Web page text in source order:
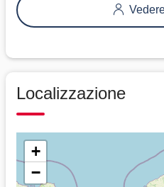
Localizzazione
+
−